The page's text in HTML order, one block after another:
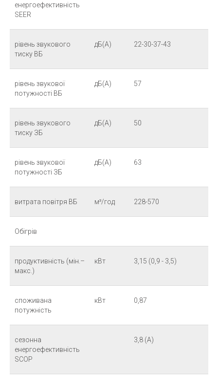
енергоефективність
SEER
рівень звукового
тиску ВБ
дБ(А) 22-30-37-43
рівень звукової
потужності ВБ
дБ(А) 57
рівень звукового
тиску ЗБ
дБ(А) 50
рівень звукової
потужності ЗБ
дБ(А) 63
витрата повітря ВБ м³/год 228-570
Обігрів
продуктивність (мін.–
макс.)
кВт 3,15 (0,9 - 3,5)
споживана
потужність
кВт 0,87
сезонна
енергоефективність
SCOP
3,8 (A)